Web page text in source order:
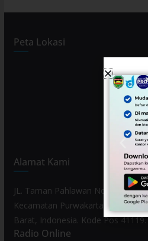
Peta Lokasi
Alamat Kami
JL. Taman Pahlawan No. 80,
Kecamatan Purwakarta,
Barat, Indonesia. Kode Pos 41119.
Radio Online